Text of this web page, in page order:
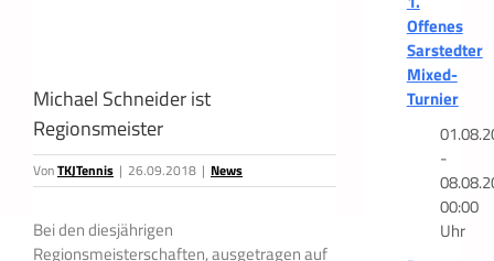
Michael Schneider ist
Regionsmeister
VonTKJTennis | 26.09.2018 | News
Bei den diesjährigen
Regionsmeisterschaften, ausgetragen auf
Offenes
Sarstedter
Mixed-
Turnier
-
00:00
Uhr